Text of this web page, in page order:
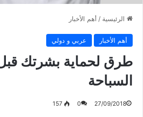
الرئيسية / أهم الأخبار
أهم الأخبار عربي و دولي
طرق لحماية بشرتك
السباحة
27/09/2018
0
157